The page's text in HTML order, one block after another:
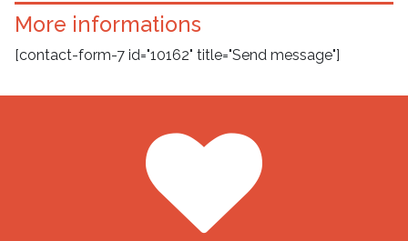
More informations
[contact-form-7 id="10162" title="Send message"]